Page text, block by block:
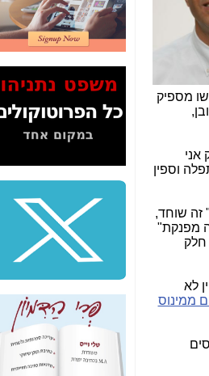
מספיק
וספין
זה שוחד,
מפנקת"
חלק
לא
ממינוס
כמעט ב-100% לאינטרסים
2" על תעלולי השר
משה כחלון -כאן
המשך חשיפת הבלוף
ששמו "מהפיכת
הסלולר" ואיך מסרסים
את הנתונים לציבור -
כאן
סיכום ביקור בסיליקון
משקיעות ומפתחות
באותם תחומים -כאן
שלמה פילבר (עד
לאחרונה מנכ"ל משרד
התקשורת) - עד
מדינה? הצחקתם
"יש אפליה בחקירה"?
חשיפה: למה השר
משה כחלון לא נחקר
עד היום? -
כאן
חשיפת חשד לשחיתות